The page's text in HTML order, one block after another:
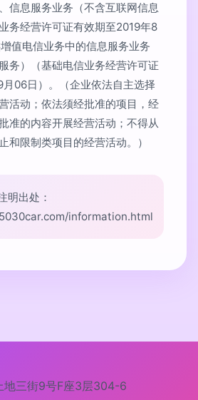
信息服务业务（不含互联网信息
务经营许可证有效期至2019年8
值电信业务中的信息服务业务
务）（基础电信业务经营许可证
06日）。（企业依法自主选择
活动；依法须经批准的项目，经
准的内容开展经营活动；不得从
和限制类项目的经营活动。）
明出处：
information.html
地三街9号F座3层304-6